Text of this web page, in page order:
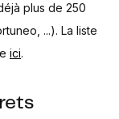
plus de 250
...). La liste
ici.